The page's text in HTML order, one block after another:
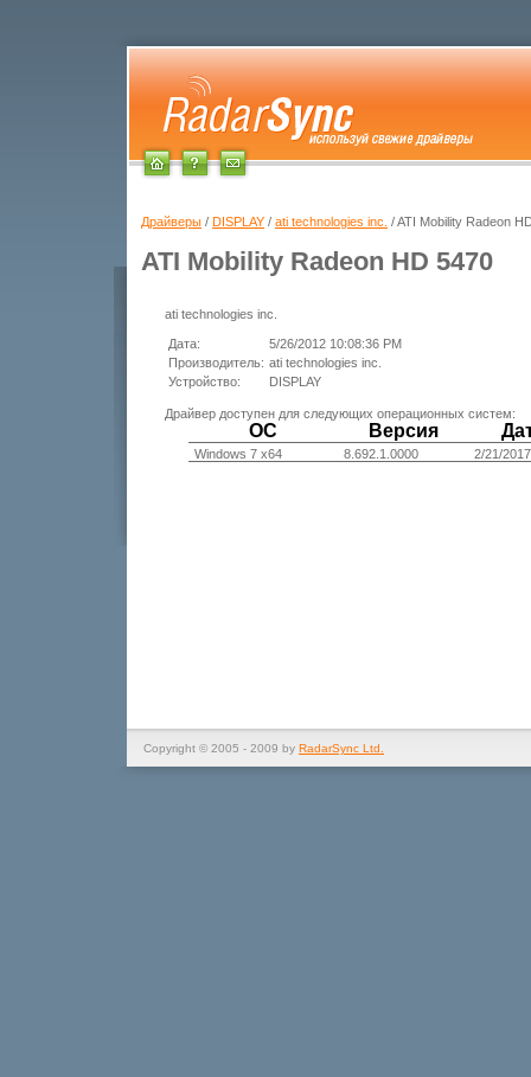
Драйверы / DISPLAY / ati technologies inc. / ATI Mobility Radeon
ATI Mobility Radeon HD 5470
ati technologies inc.
Дата:
5/26/2012 10:08:36 PM
Производитель: ati technologies inc.
Устройство:
DISPLAY
Драйвер доступен для следующих операционных систем:
ОС Версия
Windows 7 x64 8.692.1.0000 2/21/2017
Copyright © 2005 - 2009 by RadarSync Ltd.